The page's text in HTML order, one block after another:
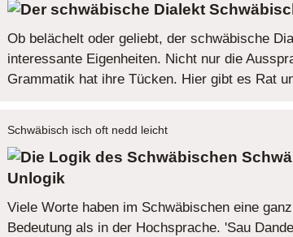
Ob belächelt oder geliebt, der schwäbische
interessante Eigenheiten. Nicht nur die
Grammatik hat ihre Tücken. Hier gibt es Rat
Schwäbisch isch oft nedd leicht
Unlogik
Viele Worte haben im Schwäbischen eine
Bedeutung als in der Hochsprache. 'Sau